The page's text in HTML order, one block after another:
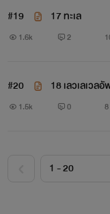
#19 17 ทะเล
1.6k 2
#20 18 เลวเลเวล
1.5k 0